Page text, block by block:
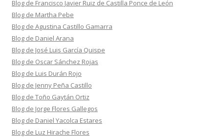
Blog de Francisco Javier Ruiz de Castilla Ponce de León
Blog de Martha Pebe
Blog de Agustina Castillo Gamarra
Blog de Daniel Arana
Blog de José Luis García Quispe
Blog de Oscar Sánchez Rojas
Blog de Luis Durán Rojo
Blog de Jenny Peña Castillo
Blog de Toño Gaytán Ortiz
Blog de Jorge Flores Gallegos
Blog de Daniel Yacolca Estares
Blog de Luz Hirache Flores